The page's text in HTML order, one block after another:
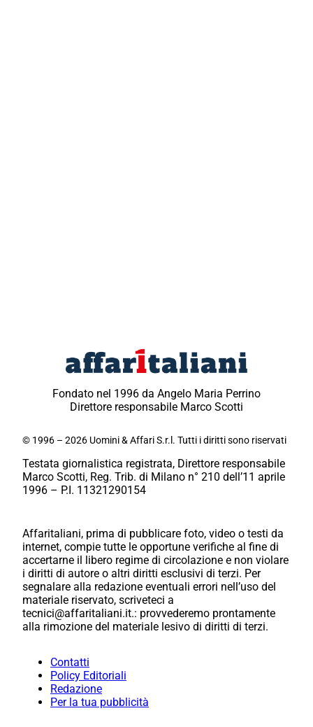
Fondato nel 1996 da Angelo Maria Perrino
Direttore responsabile Marco Scotti
© 1996 – 2026 Uomini & Affari S.r.l. Tutti i diritti sono riservati
Testata giornalistica registrata, Direttore responsabile
Marco Scotti, Reg. Trib. di Milano n° 210 dell’11 aprile
1996 – P.I. 11321290154
Affaritaliani, prima di pubblicare foto, video o testi da
internet, compie tutte le opportune verifiche al fine di
accertarne il libero regime di circolazione e non violare
i diritti di autore o altri diritti esclusivi di terzi. Per
segnalare alla redazione eventuali errori nell’uso del
materiale riservato, scriveteci a
tecnici@affaritaliani.it.: provvederemo prontamente
alla rimozione del materiale lesivo di diritti di terzi.
Contatti
Policy Editoriali
Redazione
Per la tua pubblicità